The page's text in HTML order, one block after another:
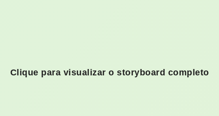
Clique para visualizar o storyboard completo